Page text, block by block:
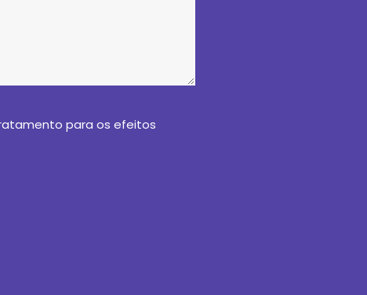
para os efeitos